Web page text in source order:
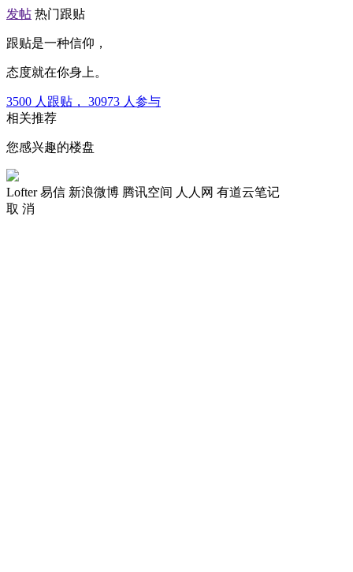
发帖 热门跟贴
跟贴是一种信仰，
态度就在你身上。
3500 人跟贴， 30973 人参与
相关推荐
您感兴趣的楼盘
Lofter 易信 新浪微博 腾讯空间 人人网 有道云笔记
取 消